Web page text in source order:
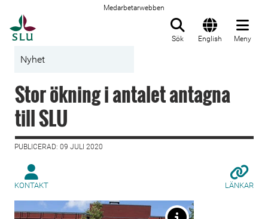
Medarbetarwebben
Sök English Meny
Nyhet
Stor ökning i antalet antagna
till SLU
PUBLICERAD: 09 JULI 2020
KONTAKT LÄNKAR